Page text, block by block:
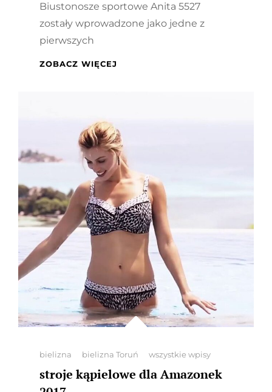
Biustonosze sportowe Anita 5527
zostały wprowadzone jako jedne z
pierwszych
ZOBACZ WIĘCEJ
Categories
bielizna bielizna Toruń wszystkie wpisy
stroje kąpielowe dla Amazonek